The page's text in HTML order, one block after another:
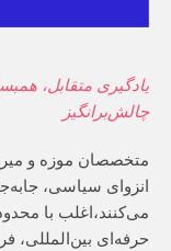
یادگیری متقابل،
چالش‌برانگیز
متخصصان موزه و
انزوای سیاسی،
می‌کنند،اغلب با
حرفه‌ای